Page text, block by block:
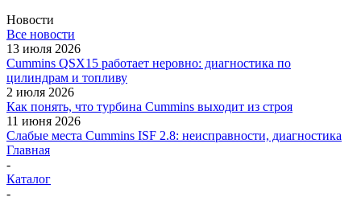
Новости
Все новости
13 июля 2026
Cummins QSX15 работает неровно: диагностика по
цилиндрам и топливу
2 июля 2026
Как понять, что турбина Cummins выходит из строя
11 июня 2026
Слабые места Cummins ISF 2.8: неисправности, диагностика
Главная
-
Каталог
-